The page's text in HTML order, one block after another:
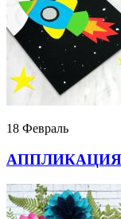
18 Февраль
АППЛИКАЦИЯ